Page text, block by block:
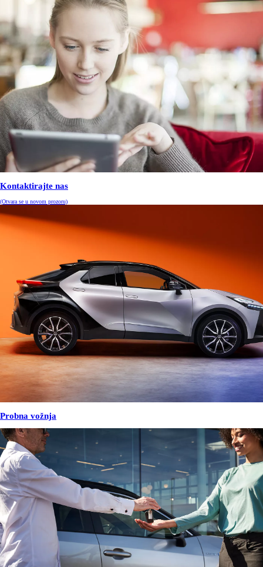
Kontaktirajte nas
(Otvara se u novom prozoru)
Probna vožnja